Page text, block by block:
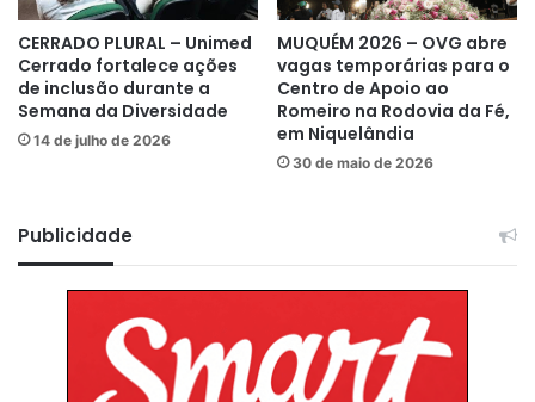
CERRADO PLURAL – Unimed
Cerrado fortalece ações
de inclusão durante a
Semana da Diversidade
14 de julho de 2026
MUQUÉM 2026 – OVG abre
vagas temporárias para o
Centro de Apoio ao
Romeiro na Rodovia da Fé,
em Niquelândia
30 de maio de 2026
Publicidade